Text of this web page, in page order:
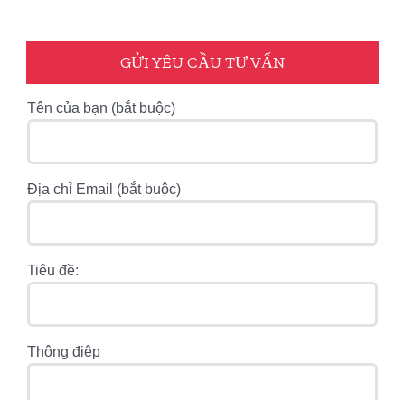
GỬI YÊU CẦU TƯ VẤN
Tên của bạn (bắt buộc)
Địa chỉ Email (bắt buộc)
Tiêu đề:
Thông điệp